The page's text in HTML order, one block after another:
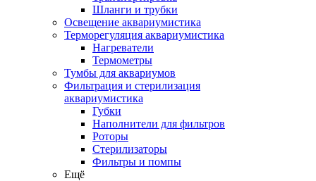
Шланги и трубки
Освещение аквариумистика
Терморегуляция аквариумистика
Нагреватели
Термометры
Тумбы для аквариумов
Фильтрация и стерилизация
аквариумистика
Губки
Наполнители для фильтров
Роторы
Стерилизаторы
Фильтры и помпы
Ещё